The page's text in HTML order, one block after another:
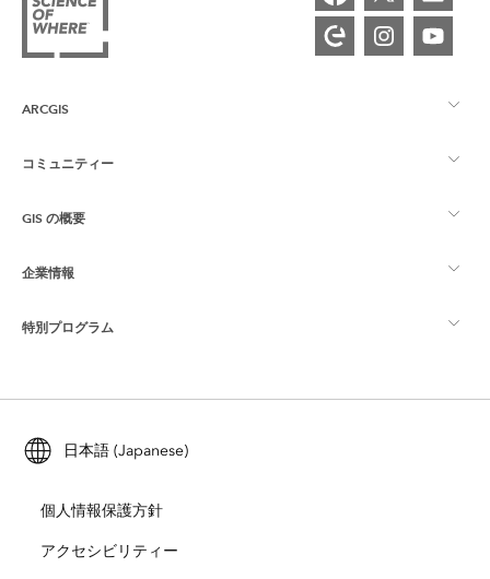
ARCGIS
ArcGIS の概要
マッピング
コミュニティー
Esri Community
ArcGIS ブログ
ユーザー調査およびテスト
Esri Young Professionals Network
GIS の概要
GIS とは
ロケーション インテリジェンス
トレーニング
ArcUser
ArcNews
企業情報
Esri について
採用情報
オープンビジョン
特別プログラム
ArcGIS for Student Use
自然保護
日本語 (Japanese)
個人情報保護方針
アクセシビリティー